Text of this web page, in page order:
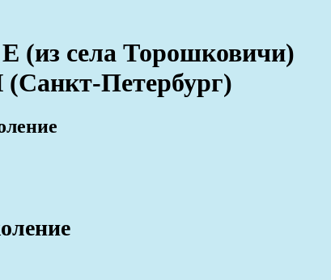
села Торошковичи)
Петербург)